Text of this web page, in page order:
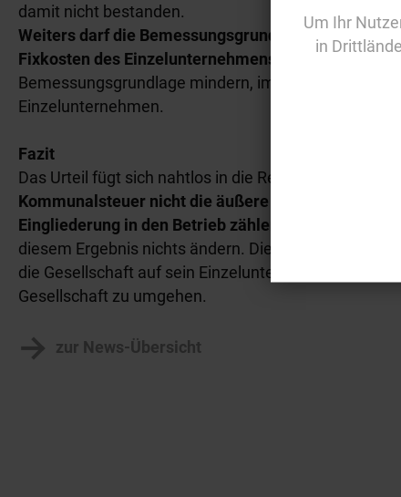
damit nicht bestanden.
Weiters darf die Bemessungsgrundlage der
Fixkosten des Einzelunternehmens reduziert werden
Bemessungsgrundlage mindern, im
Einzelunternehmen.
Fazit
Das Urteil fügt sich nahtlos in die Rechtsprechung
Kommunalsteuer nicht die äußere Vertragsform,
Eingliederung in den Betrieb zählen
diesem Ergebnis nichts ändern. Die Auslagerung
die Gesellschaft auf sein Einzelunternehmen soll es
Gesellschaft zu umgehen.
zur News-Übersicht
Um Ihr
in